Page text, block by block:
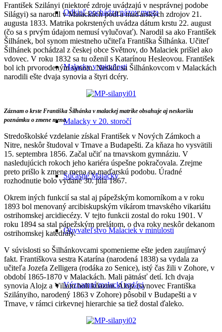
Odkiaľ pochádza názov mesta
Malacky v minulosti
Malacky v 20. storočí
Súčasné Malacky
Obyvateľstvo Malaciek v minulosti
Významní malackí rodáci
František Szilányi (niektoré zdroje uvádzajú v nesprávnej podobe
Silágyi) sa narodil v Malackách podľa maďarských zdrojov 21.
augusta 1833. Matrika pokrstených uvádza dátum krstu 22. august
(čo sa s prvým údajom nemusí vylučovať). Narodil sa ako František
Šilhánek, bol synom miestneho učiteľa Františka Šilhánka. Učiteľ
Šilhánek pochádzal z českej obce Světnov, do Malaciek prišiel ako
vdovec. V roku 1832 sa tu oženil s Katarínou Hesleovou. František
bol ich prvorodeným synom. Neskôr sa Šilhánkovcom v Malackách
narodili ešte dvaja synovia a štyri dcéry.
Záznam o krste Františka Šilhánka v malackej matrike obsahuje aj neskoršiu
poznámku o zmene mena
Stredoškolské vzdelanie získal František v Nových Zámkoch a
Nitre, neskôr študoval v Trnave a Budapešti. Za kňaza ho vysvätili
15. septembra 1856. Začal učiť na trnavskom gymnáziu. V
nasledujúcich rokoch jeho kariéra úspešne pokračovala. Zrejme
preto prišlo k zmene mena na maďarskú podobu. Úradné
rozhodnutie bolo vydané 30. júla 1867.
Okrem iných funkcií sa stal aj pápežským komorníkom a v roku
1893 bol menovaný arcibiskupským vikárom trnavského vikariátu
ostrihomskej arcidiecézy. V tejto funkcii zostal do roku 1901. V
roku 1894 sa stal pápežským prelátom, o dva roky neskôr dekanom
ostrihomskej katedrály.
V súvislosti so Šilhánkovcami spomenieme ešte jeden zaujímavý
fakt. Františkova sestra Katarína (narodená 1838) sa vydala za
učiteľa Jozefa Zelligera (rodáka zo Senice), istý čas žili v Zohore, v
období 1865-1870 v Malackách. Mali pätnásť detí. Ich dvaja
synovia Alojz a Viliam boli kňazmi. Alojz (synovec Františka
Szilányiho, narodený 1863 v Zohore) pôsobil v Budapešti a v
Trnave, v rámci cirkevnej hierarchie sa tiež dostal ďaleko.